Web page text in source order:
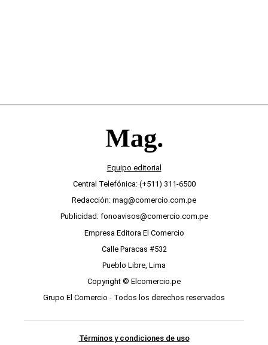
Equipo editorial
Central Telefónica: (+511) 311-6500
Redacción: mag@comercio.com.pe
Publicidad: fonoavisos@comercio.com.pe
Empresa Editora El Comercio
Calle Paracas #532
Pueblo Libre, Lima
Copyright © Elcomercio.pe
Grupo El Comercio - Todos los derechos reservados
Términos y condiciones de uso